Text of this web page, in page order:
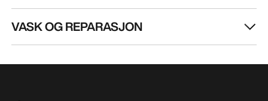
VASK OG REPARASJON